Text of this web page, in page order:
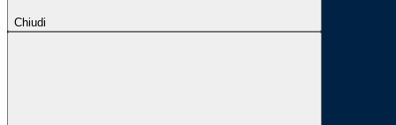
Chiudi